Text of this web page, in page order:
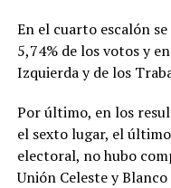
En el cuarto escalón
5,74% de los votos y
Izquierda y de los
Por último, en los
el sexto lugar, el
electoral, no hubo
Unión Celeste y